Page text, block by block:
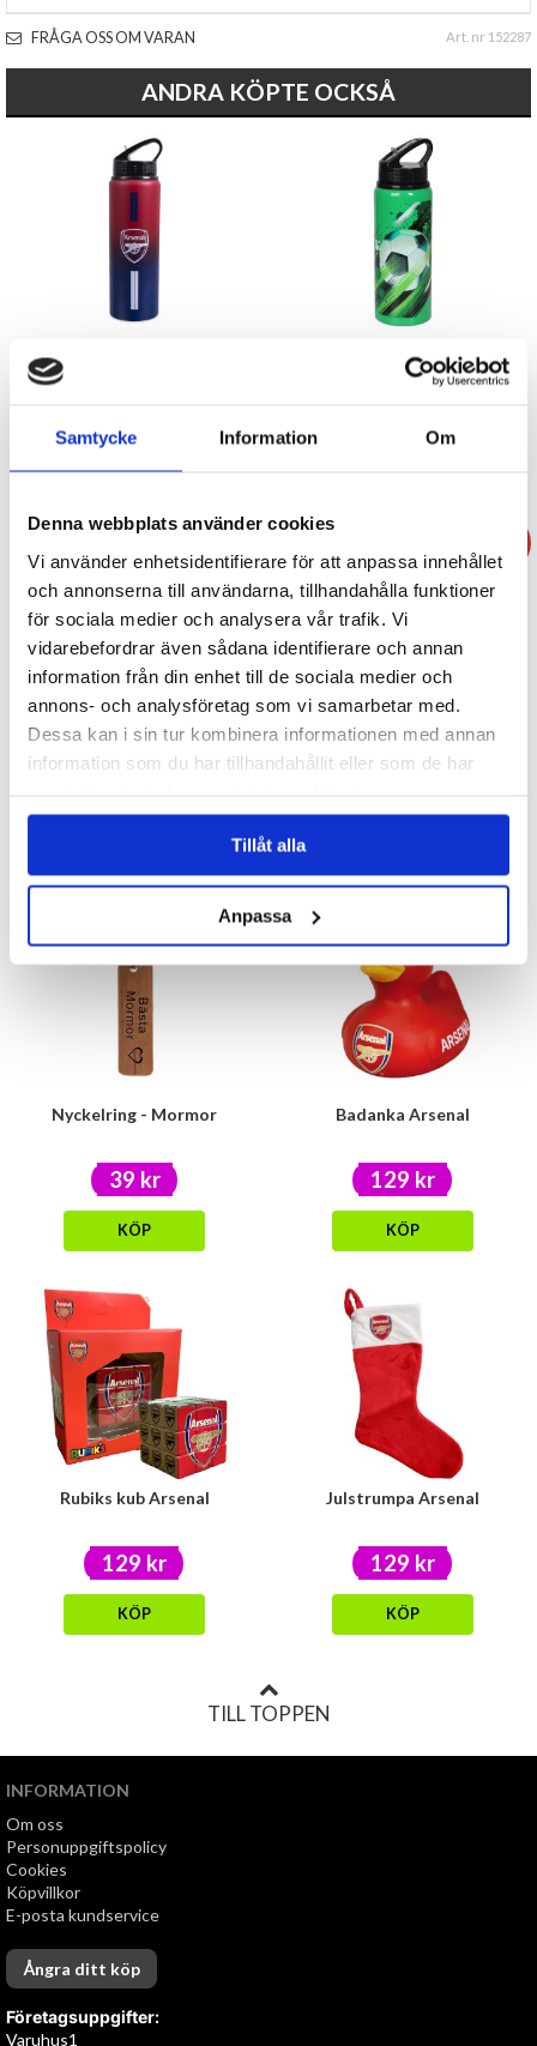
Samtycke Information Om
Denna webbplats använder cookies
Vi använder enhetsidentifierare för att anpassa innehållet
och annonserna till användarna, tillhandahålla funktioner
för sociala medier och analysera vår trafik. Vi
vidarebefordrar även sådana identifierare och annan
information från din enhet till de sociala medier och
annons- och analysföretag som vi samarbetar med.
Dessa kan i sin tur kombinera informationen med annan
information som du har tillhandahållit eller som de har
Tillåt alla
Anpassa
FRÅGA OSS OM VARAN Art. nr 152287
ANDRA KÖPTE OCKSÅ
Fotboll
Magnet -Varning för älg
Kylskåpsmagnet - Life's TOO
Nyckelring - Mormor
39 kr
KÖP
Badanka Arsenal
129 kr
KÖP
Rubiks kub Arsenal
129 kr
KÖP
Julstrumpa Arsenal
129 kr
KÖP
TILL TOPPEN
INFORMATION
Om oss
Personuppgiftspolicy
Cookies
Köpvillkor
E-posta kundservice
Ångra ditt köp
Företagsuppgifter:
Varuhus1